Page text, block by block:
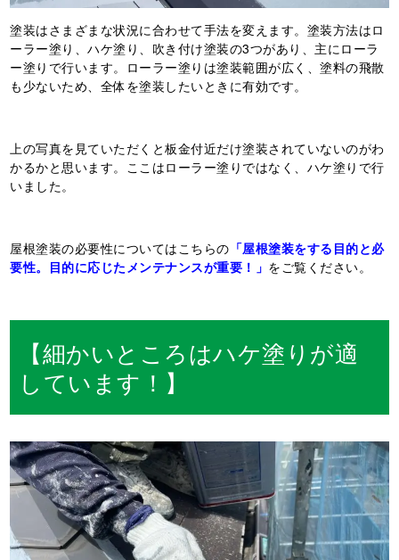
塗装はさまざまな状況に合わせて手法を変えます。塗装方法はロ
ーラー塗り、ハケ塗り、吹き付け塗装の3つがあり、主にローラ
ー塗りで行います。ローラー塗りは塗装範囲が広く、塗料の飛散
も少ないため、全体を塗装したいときに有効です。
上の写真を見ていただくと板金付近だけ塗装されていないのがわ
かるかと思います。ここはローラー塗りではなく、ハケ塗りで行
いました。
屋根塗装の必要性についてはこちらの 「屋根塗装をする目的と必
要性。目的に応じたメンテナンスが重要！」 をご覧ください。
【細かいところはハケ塗りが適
しています！】